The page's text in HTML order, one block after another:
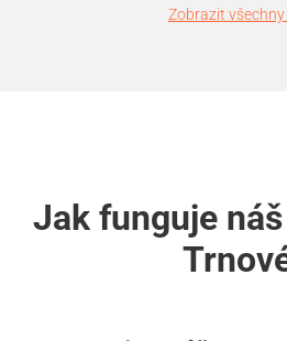
Zobrazit
Jak funguje